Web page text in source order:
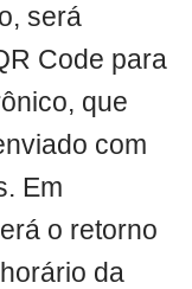
será
Code para
que
com
Em
o retorno
da